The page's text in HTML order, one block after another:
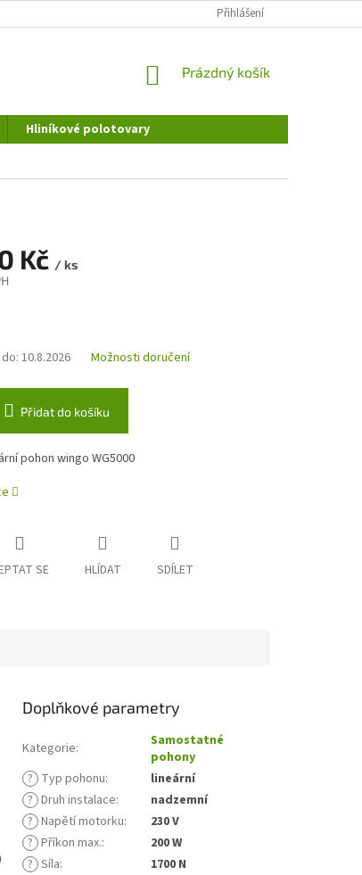
ÚDAJŮ REKLAMAČNÍ ŘÁD
Přihlášení
NÁKUPNÍ
Prázdný košík
Hliníkové polotovary
Kč / ks
10.8.2026 Možnosti doručení
Přidat do košíku
pohon wingo WG5000
SE HLÍDAT SDÍLET
Doplňkové parametry
Kategorie:
Samostatné
pohony
? Typ pohonu:
lineární
? Druh instalace:
nadzemní
? Napětí motorku:
230 V
? Příkon max.:
200 W
? Síla:
1700 N